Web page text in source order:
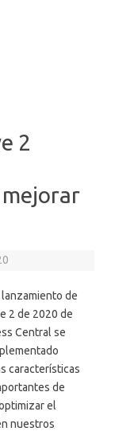
2
de
2 de 2020 de
Central se
características
de
el
nuestros